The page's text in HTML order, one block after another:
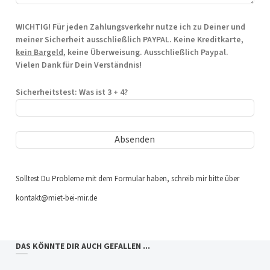
WICHTIG! Für jeden Zahlungsverkehr nutze ich zu Deiner und
meiner Sicherheit ausschließlich PAYPAL. Keine Kreditkarte,
kein Bargeld, keine Überweisung. Ausschließlich Paypal.
Vielen Dank für Dein Verständnis!
Sicherheitstest: Was ist 3 + 4?
Solltest Du Probleme mit dem Formular haben, schreib mir bitte über
kontakt@miet-bei-mir.de
DAS KÖNNTE DIR AUCH GEFALLEN ...